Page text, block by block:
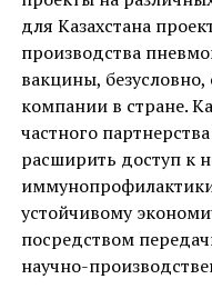
для Казахстана
производства
вакцины,
компании в стране.
частного
расширить доступ к
устойчивому
посредством
научно-